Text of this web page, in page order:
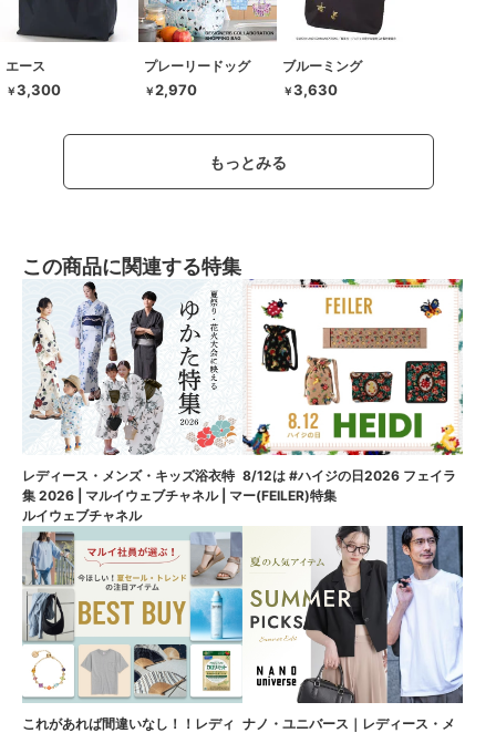
エース
￥3,300
プレーリードッグ
￥2,970
ブルーミング
￥3,630
もっとみる
この商品に関連する特集
レディース・メンズ・キッズ浴衣特
集 2026 | マルイウェブチャネル | マ
ルイウェブチャネル
8/12は #ハイジの日2026 フェイラ
ー(FEILER)特集
これがあれば間違いなし！！レディ ナノ・ユニバース｜レディース・メ